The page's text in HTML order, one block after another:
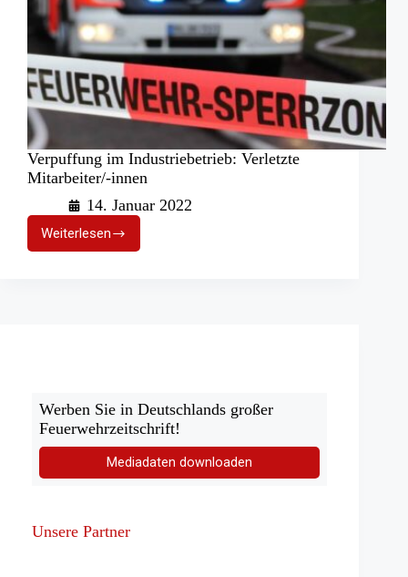
Verpuffung im Industriebetrieb: Verletzte
Mitarbeiter/-innen
14. Januar 2022
WeiterlesenVerpuffung
im
Werben Sie in Deutschlands großer
Feuerwehrzeitschrift!
Mediadaten downloaden
Unsere Partner